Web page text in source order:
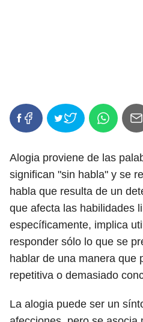
Alogia proviene de las
significan "sin habla" y se
habla que resulta de un
que afecta las habilidades
específicamente, implica
responder sólo lo que se
hablar de una manera que
repetitiva o demasiado
La alogia puede ser un